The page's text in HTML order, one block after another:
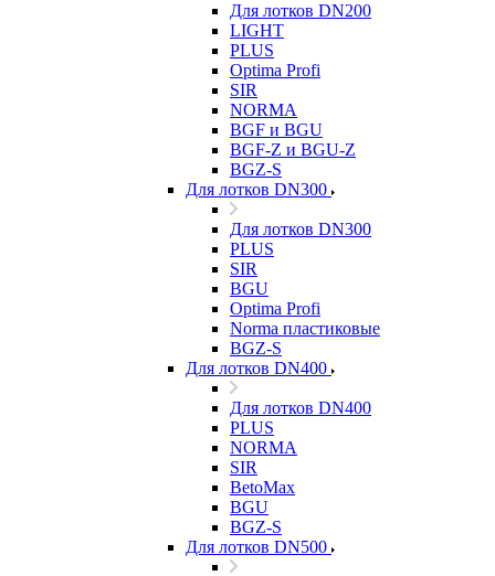
Для лотков DN200
LIGHT
PLUS
Optima Profi
SIR
NORMA
BGF и BGU
BGF-Z и BGU-Z
BGZ-S
Для лотков DN300
Для лотков DN300
PLUS
SIR
BGU
Optima Profi
Norma пластиковые
BGZ-S
Для лотков DN400
Для лотков DN400
PLUS
NORMA
SIR
BetoMax
BGU
BGZ-S
Для лотков DN500